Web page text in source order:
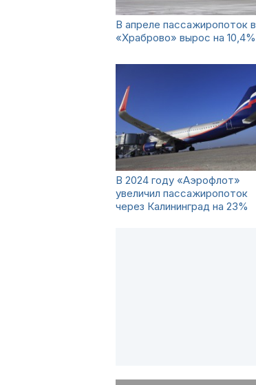
В апреле пассажиропоток в
«Храброво» вырос на 10,4%
В 2024 году «Аэрофлот»
увеличил пассажиропоток
через Калининград на 23%